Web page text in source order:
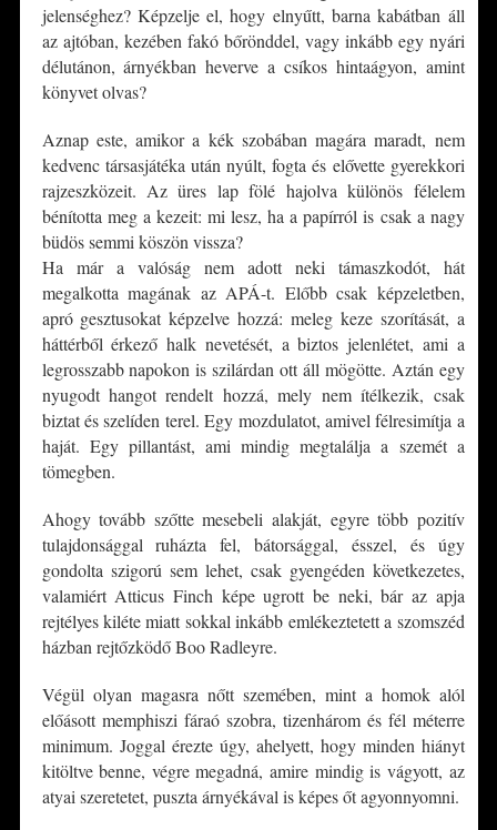
jelenséghez? Képzelje el, hogy elnyűtt, barna kabátban áll
az ajtóban, kezében fakó bőrönddel, vagy inkább egy nyári
délutánon, árnyékban heverve a csíkos hintaágyon, amint
könyvet olvas?
Aznap este, amikor a kék szobában magára maradt, nem
kedvenc társasjátéka után nyúlt, fogta és elővette gyerekkori
rajzeszközeit. Az üres lap fölé hajolva különös félelem
bénította meg a kezeit: mi lesz, ha a papírról is csak a nagy
büdös semmi köszön vissza?
Ha már a valóság nem adott neki támaszkodót, hát
megalkotta magának az APÁ-t. Előbb csak képzeletben,
apró gesztusokat képzelve hozzá: meleg keze szorítását, a
háttérből érkező halk nevetését, a biztos jelenlétet, ami a
legrosszabb napokon is szilárdan ott áll mögötte. Aztán egy
nyugodt hangot rendelt hozzá, mely nem ítélkezik, csak
biztat és szelíden terel. Egy mozdulatot, amivel félresimítja a
haját. Egy pillantást, ami mindig megtalálja a szemét a
tömegben.
Ahogy tovább szőtte mesebeli alakját, egyre több pozitív
tulajdonsággal ruházta fel, bátorsággal, ésszel, és úgy
gondolta szigorú sem lehet, csak gyengéden következetes,
valamiért Atticus Finch képe ugrott be neki, bár az apja
rejtélyes kiléte miatt sokkal inkább emlékeztetett a szomszéd
házban rejtőzködő Boo Radleyre.
Végül olyan magasra nőtt szemében, mint a homok alól
előásott memphiszi fáraó szobra, tizenhárom és fél méterre
minimum. Joggal érezte úgy, ahelyett, hogy minden hiányt
kitöltve benne, végre megadná, amire mindig is vágyott, az
atyai szeretetet, puszta árnyékával is képes őt agyonnyomni.